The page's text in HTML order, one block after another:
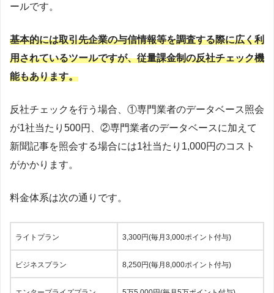
ールです。
基本的には取引先企業の与信情報等を調査する際に広く利
用されているツールですが、従量課金制の反社チェック機
能もあります。
反社チェックを行う場合、①専門業者のデータベース照会
が1社当たり500円、②専門業者のデータベースに加えて
新聞記事を照会する場合には1社当たり1,000円のコスト
がかかります。
料金体系は次の通りです。
ライトプラン 3,300円(毎月3,000ポイント付与)
ビジネスプラン 8,250円(毎月8,000ポイント付与)